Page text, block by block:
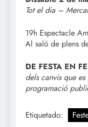
Tot el dia –
19h Espectacle
Al saló de plens
DE FESTA EN
dels canvis que
programació
Etiquetado: